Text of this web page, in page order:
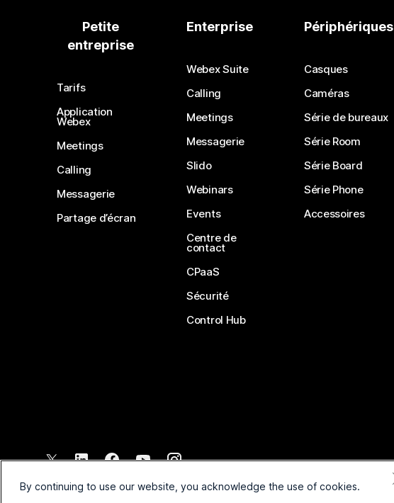
Petite
entreprise
Tarifs
Application
Webex
Meetings
Calling
Messagerie
Partage d’écran
Enterprise
Webex Suite
Calling
Meetings
Messagerie
Slido
Webinars
Events
Centre de
contact
CPaaS
Sécurité
Control Hub
Périphériques
Casques
Caméras
Série de bureaux
Série Room
Série Board
Série Phone
Accessoires
2026 Cisco et/ou ses affiliés. Tous droits réservés.
By continuing to use our website, you acknowledge the use of cookies.